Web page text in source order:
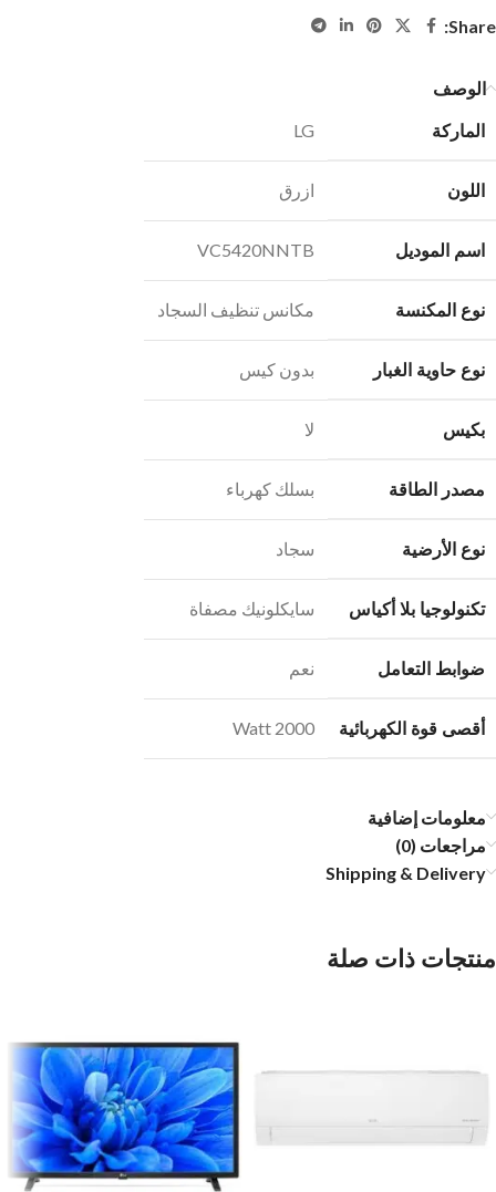
Share:
الوصف
الماركة LG
اللون ازرق
اسم الموديل VC5420NNTB
نوع المكنسة مكانس تنظيف السجاد
نوع حاوية الغبار بدون كيس
بكيس لا
مصدر الطاقة بسلك كهرباء
نوع الأرضية سجاد
تكنولوجيا بلا أكياس سايكلونيك مصفاة
ضوابط التعامل نعم
أقصى قوة الكهربائية 2000 Watt
معلومات إضافية
مراجعات (0)
Shipping & Delivery
منتجات ذات صلة